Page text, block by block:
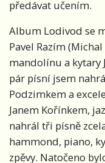
předávat učením.
Album Lodivod se
Pavel Razím
mandolínu a kytary
pár písní jsem
Podzimkem a
Janem Kořínkem,
nahrál tři písně
hammond, piano,
zpěvy. Natočeno